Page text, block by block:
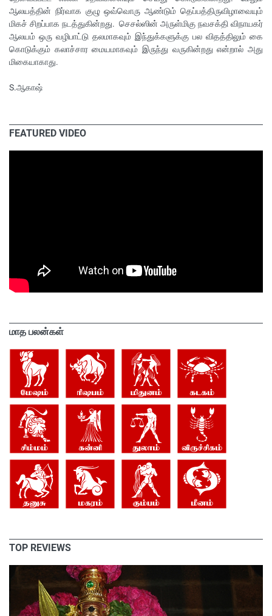
ஆலயத்தின் நிர்வாக குழு ஒவ்வொரு ஆண்டும் தெப்பத்திருவிழாவையும்
மிகச் சிறப்பாக நடத்துகின்றது. செசல்ஸின் அருள்மிகு நவசக்தி விநாயகர்
ஆலயம் ஒரு வழிபாட்டு தலமாகவும் இந்துக்களுக்கு பல விதத்திலும் கை
கொடுக்கும் கலாச்சார மையமாகவும் இருந்து வருகின்றது என்றால் அது
மிகையாகாது.
S.ஆகாஷ்
FEATURED VIDEO
மாத பலன்கள்
TOP REVIEWS